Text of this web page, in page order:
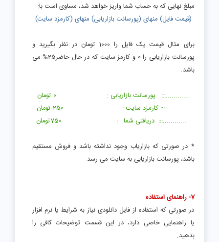
مبلغ نهایی که به حساب شما واریز خواهد شد، مساوی است با:
(قیمت فایل) منهای (پورسانت بازاریابی) منهای (کارمزد سایت)
برای مثال قیمت یک فایل را 1000 تومان در نظر بگیرید و
پورسانت بازاریابی را 0 و کارمز سایت که در حال حاضر25% می
باشد.
............::: پورسانت بازاریابی : 0 تومان
............:::کارمزد سایت : 250 تومان
............::: دریافتی شما : 750تومان
* در صورتی که بازاریاب وجود نداشته باشد و فروش مستقیم
باشد، پورسانت بازاریابی به سایت می رسد.
7- راهنمای استفاده
در صورتی که استفاده از فایل دانلودی نیاز به شرایط یا نرم افزار
یا راهنمایی خاصی دارد، در این قسمت توضیحات کافی را
بدهید.